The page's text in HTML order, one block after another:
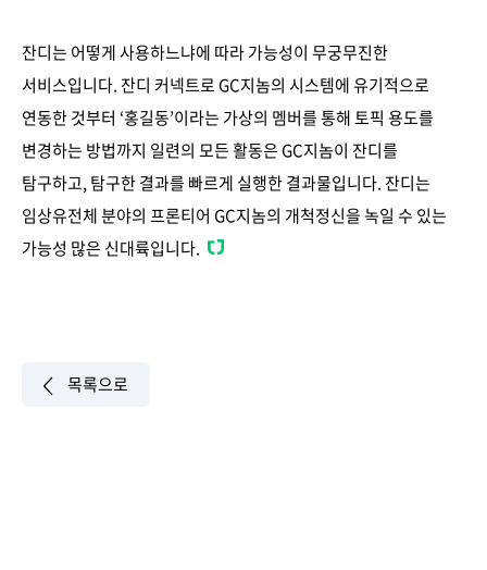
잔디는 어떻게 사용하느냐에 따라 가능성이 무궁무진한
서비스입니다. 잔디 커넥트로 GC지놈의 시스템에 유기적으로
연동한 것부터 ‘홍길동’이라는 가상의 멤버를 통해 토픽 용도를
변경하는 방법까지 일련의 모든 활동은 GC지놈이 잔디를
탐구하고, 탐구한 결과를 빠르게 실행한 결과물입니다. 잔디는
임상유전체 분야의 프론티어 GC지놈의 개척정신을 녹일 수 있는
가능성 많은 신대륙입니다.
목록으로